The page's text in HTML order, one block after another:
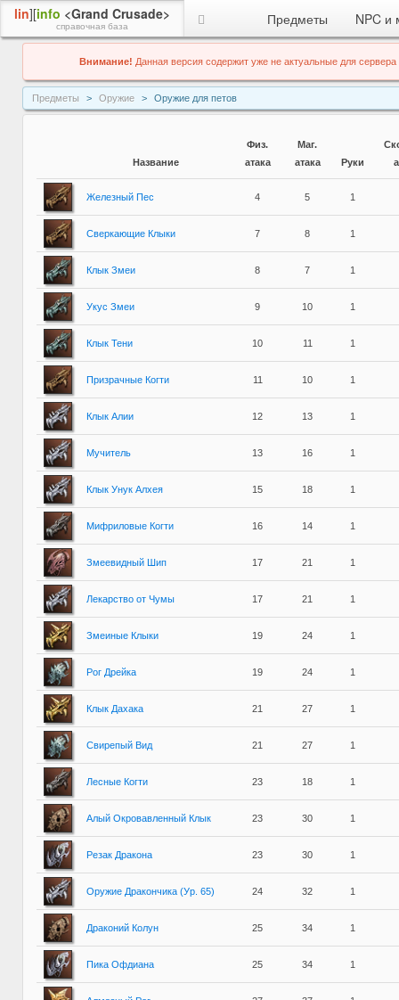
lin][info <Grand Crusade>
справочная база Предметы NPC и
Внимание! Данная версия содержит уже не актуальные для сервера
Предметы Оружие Оружие для петов
Название
Физ.
атака
Маг.
атака
Руки
Железный Пес 4 5 1
Сверкающие Клыки 7 8 1
Клык Змеи 8 7 1
Укус Змеи 9 10 1
Клык Тени 10 11 1
Призрачные Когти 11 10 1
Клык Алии 12 13 1
Мучитель 13 16 1
Клык Унук Алхея 15 18 1
Мифриловые Когти 16 14 1
Змеевидный Шип 17 21 1
Лекарство от Чумы 17 21 1
Змеиные Клыки 19 24 1
Рог Дрейка 19 24 1
Клык Дахака 21 27 1
Свирепый Вид 21 27 1
Лесные Когти 23 18 1
Алый Окровавленный Клык 23 30 1
Резак Дракона 23 30 1
Оружие Дракончика (Ур. 65) 24 32 1
Драконий Колун 25 34 1
Пика Офдиана 25 34 1